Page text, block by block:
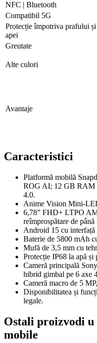
NFC | Bluetooth
Compatibil 5G
Protecție împotriva prafului și
apei
Greutate
Alte culori
Avantaje
Caracteristici
Platformă mobilă
ROG AI; 12 GB
4.0.
Anime Vision Mini-
6,78” FHD+ LTPO
reîmprospătare de
Android 15 cu
Baterie de 5800 mAh
Mufă de 3,5 mm cu
Protecție IP68 la apă și
Cameră principală
hibrid gimbal pe 6 axe
Cameră macro de 5
Disponibilitatea și
legale.
Ostali proizvodi
mobile